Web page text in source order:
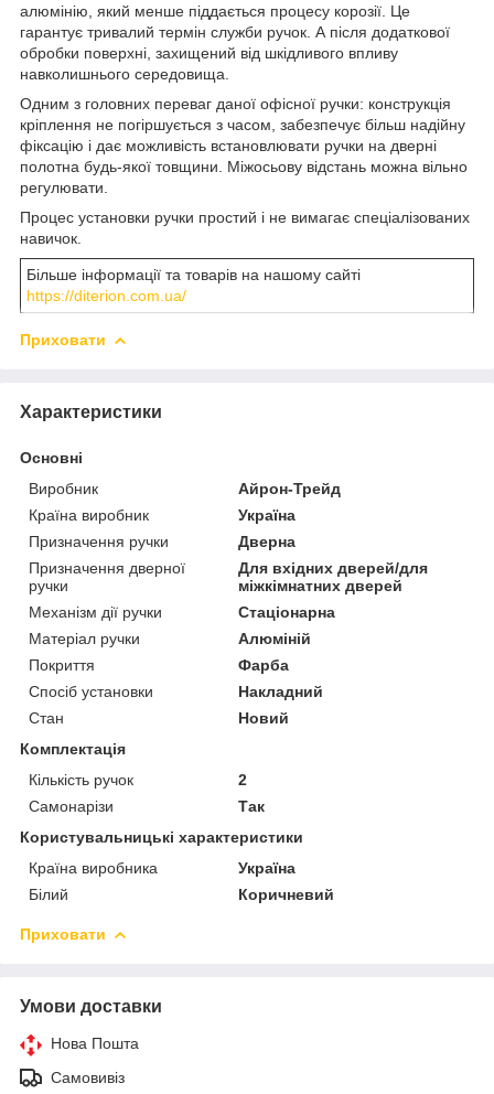
алюмінію, який менше піддається процесу корозії. Це
гарантує тривалий термін служби ручок. А після додаткової
обробки поверхні, захищений від шкідливого впливу
навколишнього середовища.
Одним з головних переваг даної офісної ручки: конструкція
кріплення не погіршується з часом, забезпечує більш надійну
фіксацію і дає можливість встановлювати ручки на дверні
полотна будь-якої товщини. Міжосьову відстань можна вільно
регулювати.
Процес установки ручки простий і не вимагає спеціалізованих
навичок.
Більше інформації та товарів на нашому сайті
https://diterion.com.ua/
Приховати
Характеристики
Основні
Виробник
Айрон-Трейд
Країна виробник
Україна
Призначення ручки
Дверна
Призначення дверної
ручки
Для вхідних дверей/для
міжкімнатних дверей
Механізм дії ручки
Стаціонарна
Матеріал ручки
Алюміній
Покриття
Фарба
Спосіб установки
Накладний
Стан
Новий
Комплектація
Кількість ручок
2
Самонарізи
Так
Користувальницькі характеристики
Країна виробника
Україна
Білий
Коричневий
Приховати
Умови доставки
Нова Пошта
Самовивіз